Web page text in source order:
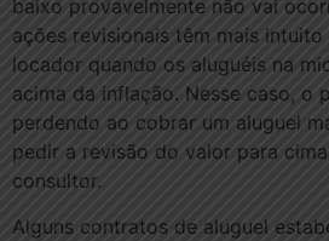
baixo provavelmente não vai
ações revisionais têm mais
locador quando os aluguéis na
acima da inflação. Nesse caso, o
perdendo ao cobrar um aluguel
pedir a revisão do valor para
consultor.
Alguns contratos de aluguel